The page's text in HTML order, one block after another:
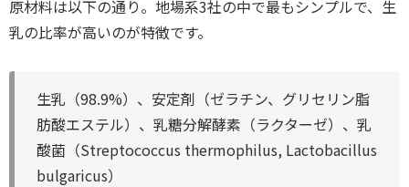
原材料は以下の通り。地場系3社の中で最もシンプルで、生
乳の比率が高いのが特徴です。
生乳（98.9%）、安定剤（ゼラチン、グリセリン脂
肪酸エステル）、乳糖分解酵素（ラクターゼ）、乳
酸菌（Streptococcus thermophilus, Lactobacillus
bulgaricus）